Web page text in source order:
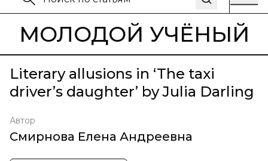
МОЛОДОЙ УЧЁНЫЙ
Literary allusions in ‘The taxi
driver’s daughter’ by Julia Darling
Автор
Смирнова Елена Андреевна